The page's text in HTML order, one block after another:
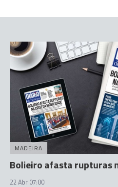
MADEIRA
Bolieiro afasta rupturas
22 Abr 07:00